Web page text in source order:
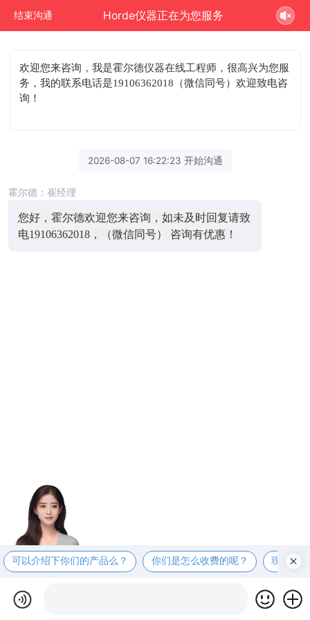
结束沟通 Horde仪器正在为您服务
欢迎您来咨询 ，我是霍尔德仪器在线工程师，很高兴为您服
务，我的联系电话是19106362018（微信同号）欢迎致电咨
询！
2026-08-07 16:22:23 开始沟通
霍尔德：崔经理
您好，霍尔德欢迎您来咨询，如未及时回复请致
电19106362018，（微信同号） 咨询有优惠！
可以介绍下你们的产品么？ 你们是怎么收费的呢？ 现在有